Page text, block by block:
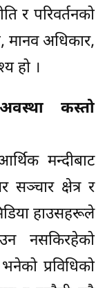
र परिवर्तनको
मानव अधिकार,
हो ।
कस्तो
मन्दीबाट
सञ्चार क्षेत्र र
हाउसहरूले
नसकिरहेको
प्रविधिको